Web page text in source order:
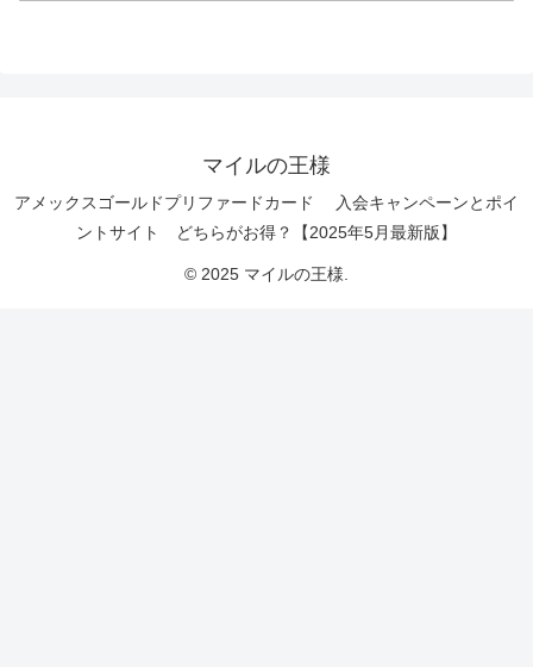
マイルの王様
アメックスゴールドプリファードカード 入会キャンペーンとポイ
ントサイト どちらがお得？【2025年5月最新版】
© 2025 マイルの王様.